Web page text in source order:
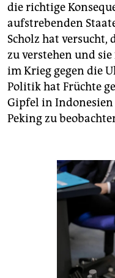
die richtige
aufstrebenden
Scholz hat versucht,
zu verstehen und
im Krieg gegen die
Politik hat Früchte
Gipfel in Indonesien
Peking zu